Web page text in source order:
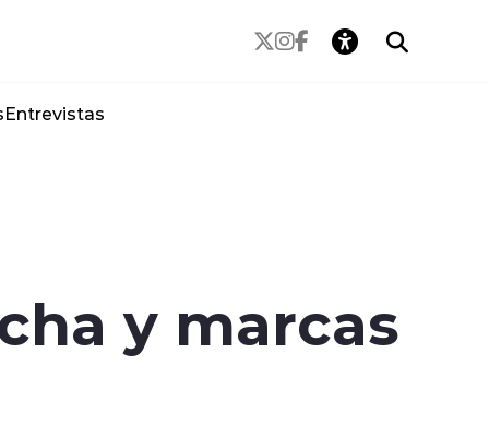
Entrevistas
y marcas